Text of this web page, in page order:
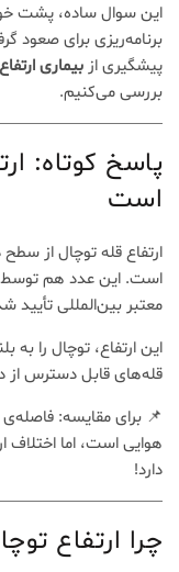
این سوال ساده، پشت
برنامه‌ریزی برای صعود
پیشگیری از بیماری ارتفاع
بررسی می‌کنیم.
پاسخ کوتاه:
است
ارتفاع قله توچال از سطح
است. این عدد هم توسط
معتبر بین‌المللی
این ارتفاع، توچال را به
قله‌های قابل دسترس از
هوایی است، اما اختلاف
دارد!
چرا ارتفاع
1404
بدون
دیدگاه